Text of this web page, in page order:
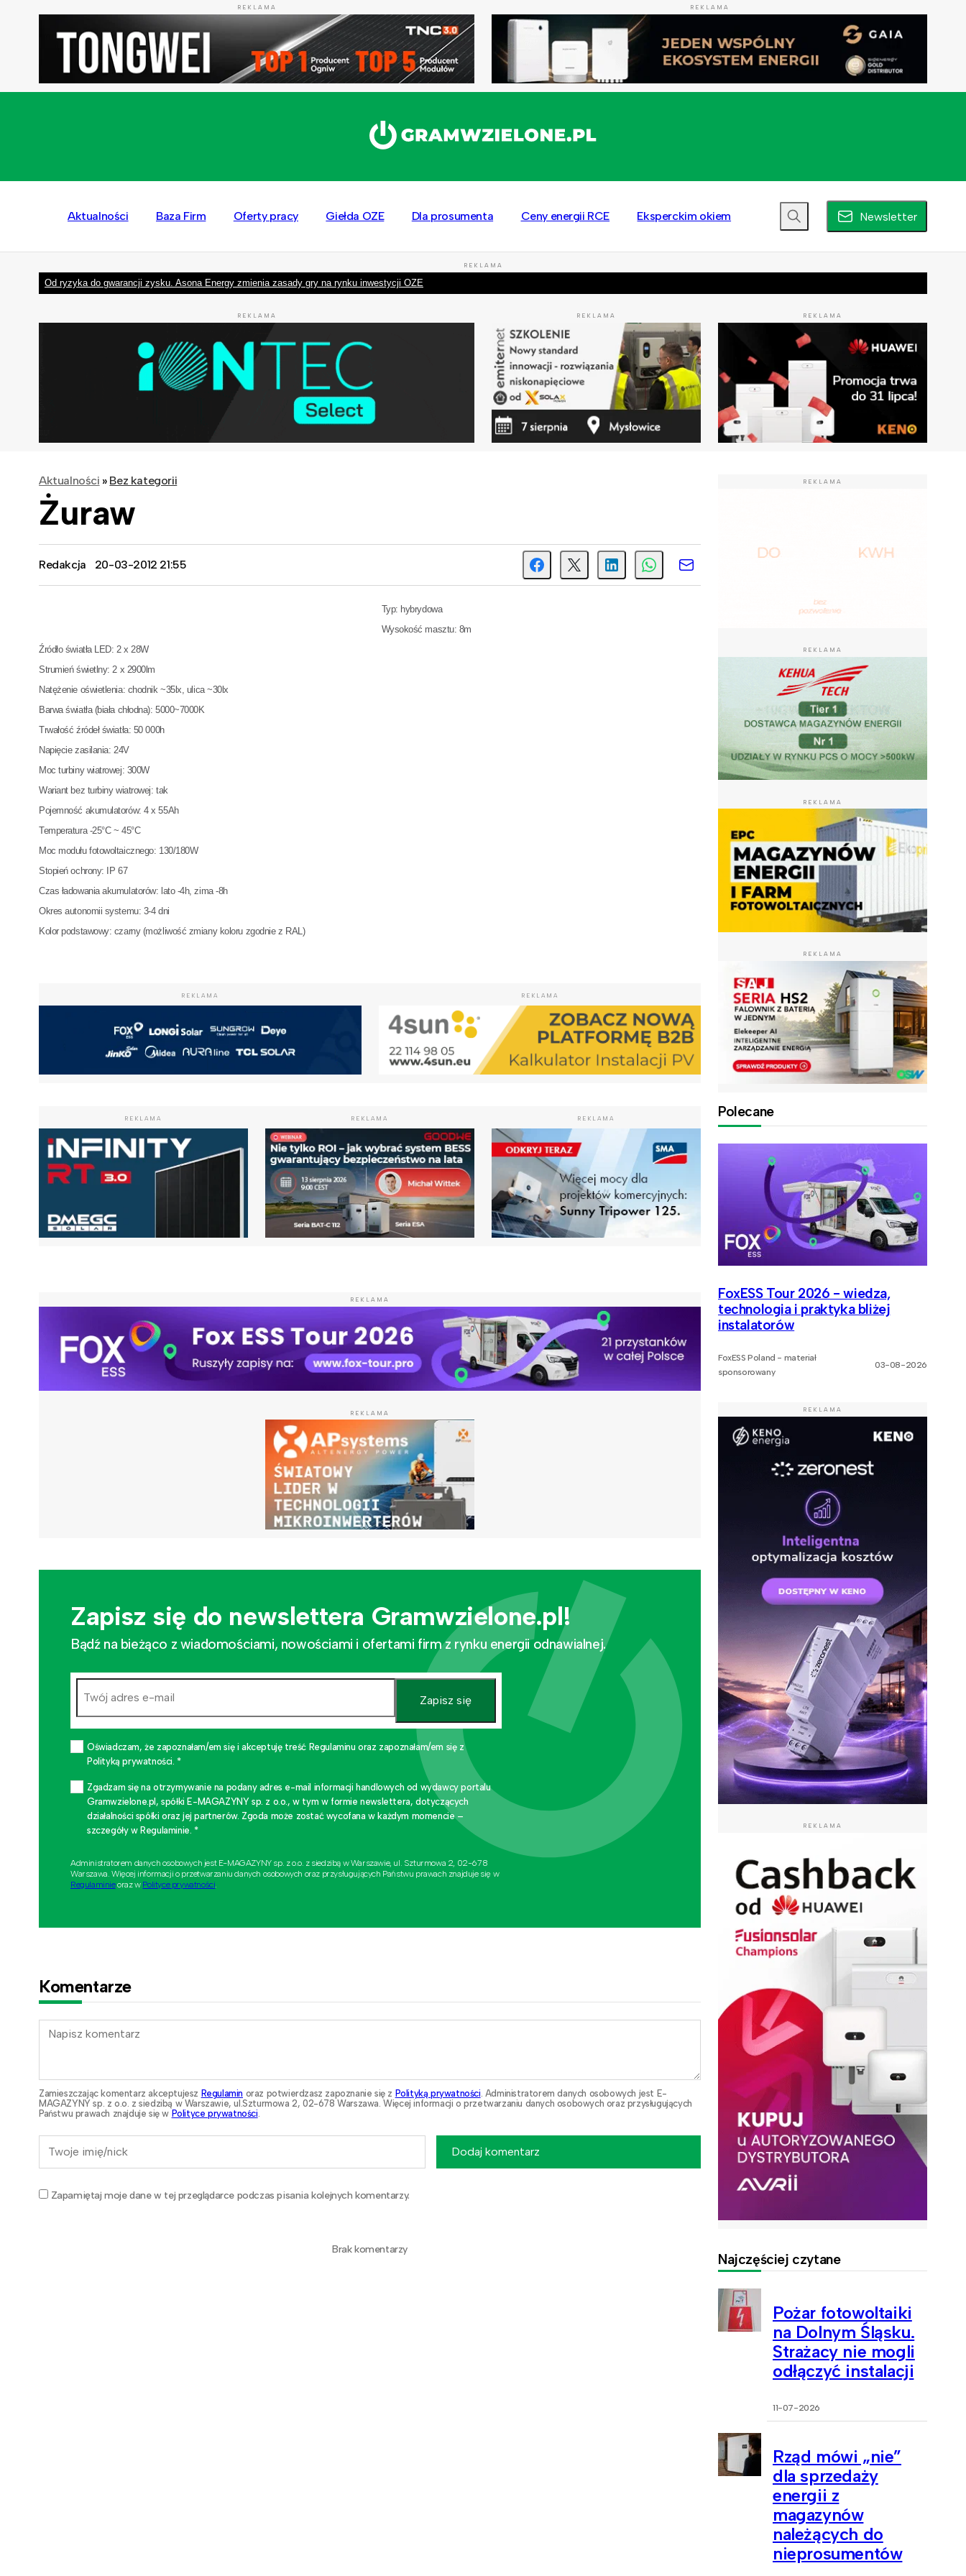
REKLAMA REKLAMA
Aktualności Baza Firm Oferty pracy Giełda OZE Dla prosumenta Ceny energii RCE Eksperckim okiem Newsletter
REKLAMA
Od ryzyka do gwarancji zysku. Asona Energy zmienia zasady gry na rynku inwestycji OZE
REKLAMA REKLAMA REKLAMA
Aktualności » Bez kategorii
Żuraw
Redakcja 20-03-2012 21:55
Typ: hybrydowa
Wysokość masztu: 8m
Źródło światła LED: 2 x 28W
Strumień świetlny: 2 x 2900lm
Natężenie oświetlenia: chodnik ~35lx, ulica ~30lx
Barwa światła (biała chłodna): 5000~7000K
Trwałość źródeł światła: 50 000h
Napięcie zasilania: 24V
Moc turbiny wiatrowej: 300W
Wariant bez turbiny wiatrowej: tak
Pojemność akumulatorów: 4 x 55Ah
Temperatura -25°C ~ 45°C
Moc modułu fotowoltaicznego: 130/180W
Stopień ochrony: IP 67
Czas ładowania akumulatorów: lato -4h, zima -8h
Okres autonomii systemu: 3-4 dni
Kolor podstawowy: czarny (możliwość zmiany koloru zgodnie z RAL)
REKLAMA REKLAMA
REKLAMA REKLAMA REKLAMA
REKLAMA
REKLAMA
Zapisz się do newslettera Gramwzielone.pl!
Bądź na bieżąco z wiadomościami, nowościami i ofertami firm z rynku energii odnawialnej.
Zapisz się
Oświadczam, że zapoznałam/em się i akceptuję treść Regulaminu oraz zapoznałam/em się z
Polityką prywatności. *
Zgadzam się na otrzymywanie na podany adres e-mail informacji handlowych od wydawcy portalu
Gramwzielone.pl, spółki E-MAGAZYNY sp. z o.o., w tym w formie newslettera, dotyczących
działalności spółki oraz jej partnerów. Zgoda może zostać wycofana w każdym momencie –
szczegóły w Regulaminie. *
Administratorem danych osobowych jest E-MAGAZYNY sp. z o.o. z siedzibą w Warszawie, ul. Szturmowa 2, 02-678
Warszawa. Więcej informacji o przetwarzaniu danych osobowych oraz przysługujących Państwu prawach znajduje się w
Regulaminieoraz w Polityce prywatności
Komentarze
Zamieszczając komentarz akceptujesz Regulamin oraz potwierdzasz zapoznanie się z Polityką prywatności . Administratorem danych osobowych jest E-
MAGAZYNY sp. z o.o. z siedzibą w Warszawie, ul.Szturmowa 2, 02-678 Warszawa. Więcej informacji o przetwarzaniu danych osobowych oraz przysługujących
Państwu prawach znajduje się w Polityce prywatności
Zapamiętaj moje dane w tej przeglądarce podczas pisania kolejnych komentarzy.
Dodaj komentarz
Brak komentarzy
REKLAMA
REKLAMA
REKLAMA
REKLAMA
Polecane
FoxESS Tour 2026 - wiedza,
technologia i praktyka bliżej
instalatorów
FoxESS Poland - materiał
sponsorowany
03-08-2026
REKLAMA
REKLAMA
Najczęściej czytane
Pożar fotowoltaiki
na Dolnym Śląsku.
Strażacy nie mogli
odłączyć instalacji
11-07-2026
Rząd mówi „nie”
dla sprzedaży
energii z
magazynów
należących do
nieprosumentów